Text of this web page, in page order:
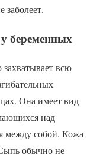
заболеет.
беременных
всю
Она имеет вид
над
между собой. Кожа
обычно не